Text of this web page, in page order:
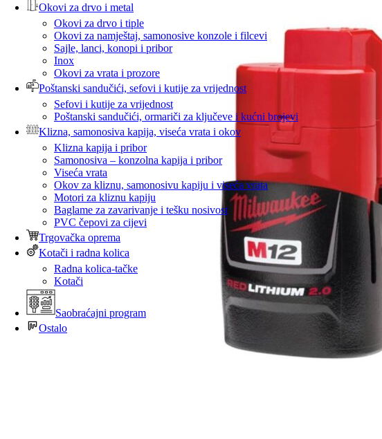
Okovi za drvo i metal
Okovi za drvo i tiple
Okovi za namještaj, samonosive konzole i filcevi
Sajle, lanci, konopi i pribor
Inox
Okovi za vrata i prozore
Poštanski sandučići, sefovi i kutije za vrijednost
Sefovi i kutije za vrijednost
Poštanski sandučići, ormariči za ključeve i kućni brojevi
Klizna, samonosiva kapija, viseća vrata i okov
Klizna kapija i pribor
Samonosiva – konzolna kapija i pribor
Viseća vrata
Okov za kliznu, samonosivu kapiju i viseća vrata
Motori za kliznu kapiju
Baglame za zavarivanje i tešku nosivost
PVC čepovi za cijevi
Trgovačka oprema
Kotači i radna kolica
Radna kolica-tačke
Kotači
Saobraćajni program
Ostalo